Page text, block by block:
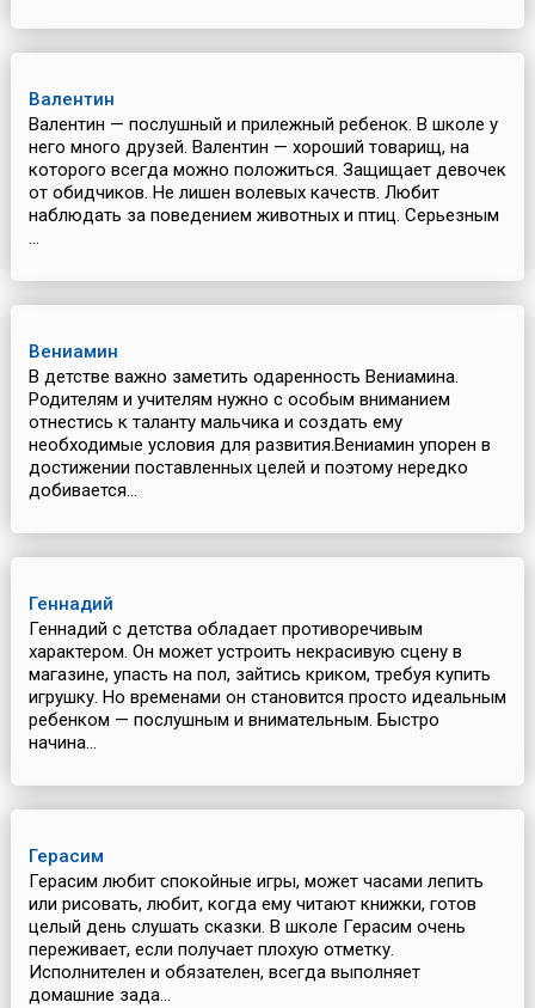
Валентин
Валентин — послушный и прилежный ребенок. В школе у
него много друзей. Валентин — хороший товарищ, на
которого всегда можно положиться. Защищает девочек
от обидчиков. Не лишен волевых качеств. Любит
наблюдать за поведением животных и птиц. Серьезным
...
Вениамин
В детстве важно заметить одаренность Вениамина.
Родителям и учителям нужно с особым вниманием
отнестись к таланту мальчика и создать ему
необходимые условия для развития.Вениамин упорен в
достижении поставленных целей и поэтому нередко
добивается...
Геннадий
Геннадий с детства обладает противоречивым
характером. Он может устроить некрасивую сцену в
магазине, упасть на пол, зайтись криком, требуя купить
игрушку. Но временами он становится просто идеальным
ребенком — послушным и внимательным. Быстро
начина...
Герасим
Герасим любит спокойные игры, может часами лепить
или рисовать, любит, когда ему читают книжки, готов
целый день слушать сказки. В школе Герасим очень
переживает, если получает плохую отметку.
Исполнителен и обязателен, всегда выполняет
домашние зада...